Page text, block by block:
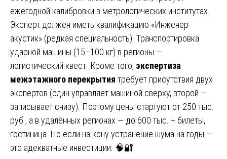
ежегодной калибровки в метрологических институтах.
Эксперт должен иметь квалификацию «Инженер-
акустик» (редкая специальность). Транспортировка
ударной машины (15–100 кг) в регионы —
логистический квест. Кроме того, экспертиза
межэтажного перекрытия требует присутствия двух
экспертов (один управляет машиной сверху, второй —
записывает снизу). Поэтому цены стартуют от 250 тыс.
руб., а в удалённых регионах — до 600 тыс. + билеты,
гостиница. Но если на кону устранение шума на годы —
это адекватные инвестиции. 🧠🔐